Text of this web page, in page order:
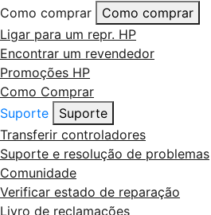
Como comprar
Como comprar
Ligar para um repr. HP
Encontrar um revendedor
Promoções HP
Como Comprar
Suporte
Suporte
Transferir controladores
Suporte e resolução de problemas
Comunidade
Verificar estado de reparação
Livro de reclamações